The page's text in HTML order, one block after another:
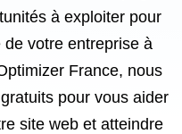
à exploiter pour
votre entreprise à
France, nous
pour vous aider
site web et atteindre